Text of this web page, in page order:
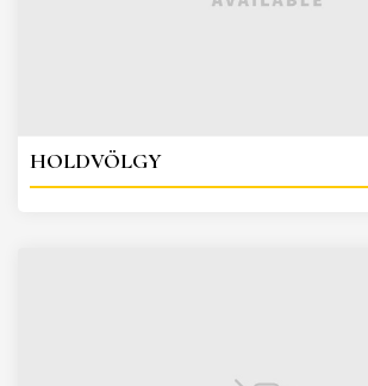
HOLDVÖLGY